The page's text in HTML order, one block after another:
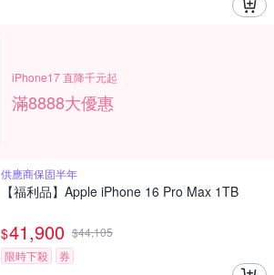
iPhone17 直降千元起
滿8888大優惠
供應商保固半年
【福利品】Apple iPhone 16 Pro Max 1TB
$41,900 $44,105
限時下殺
券